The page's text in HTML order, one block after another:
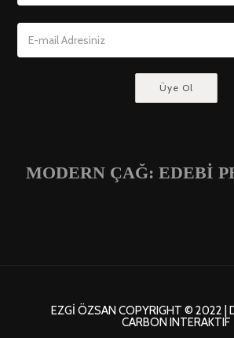
MODERN ÇAĞ: EDEBİ
EZGI ÖZSAN COPYRIGHT © 2022 |
CARBON INTERAKTIF